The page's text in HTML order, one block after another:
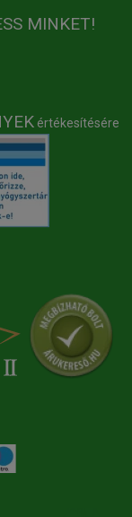
MINKET!
értékesítésére